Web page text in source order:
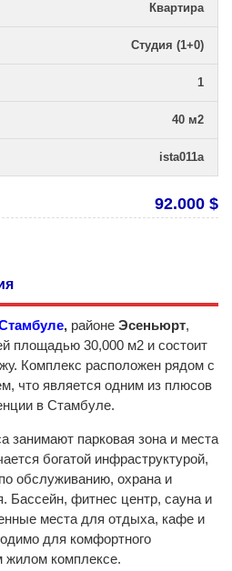
Квартира
Студия (1+0)
1
40 м2
ista011a
92.000 $
, районе Эсеньюрт,
площадью 30,000 м2 и состоит
Комплекс расположен рядом с
что является одним из плюсов
в Стамбуле.
занимают парковая зона и места
богатой инфраструктурой,
обслуживанию, охрана и
Бассейн, фитнес центр, сауна и
места для отдыха, кафе и
для комфортного
жилом комплексе.